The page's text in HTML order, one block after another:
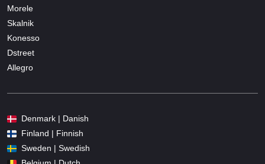
Morele
Skalnik
Konesso
Dstreet
Allegro
Denmark | Danish
Finland | Finnish
Sweden | Swedish